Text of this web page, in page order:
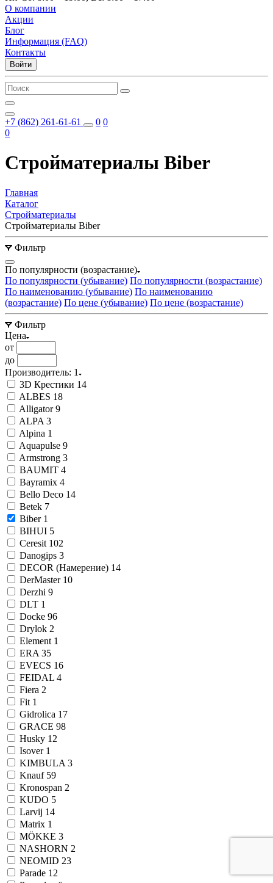
О компании
Акции
Блог
Информация (FAQ)
Контакты
Войти
+7 (862) 261-61-61 0 0
0
Стройматериалы Biber
Главная
Каталог
Стройматериалы
Стройматериалы Biber
Фильтр
По популярности (возрастание)
По популярности (убывание) По популярности (возрастание)
По наименованию (убывание) По наименованию
(возрастание) По цене (убывание) По цене (возрастание)
Фильтр
Цена
от
до
Производитель: 1
3D Крестики 14
ALBES 18
Alligator9
ALPA 3
Alpina 1
Aquapulse 9
Armstrong 3
BAUMIT 4
Bayramix 4
Bello Deco 14
Betek 7
Biber 1
BIHUI 5
Ceresit 102
Danogips 3
DECOR (Намерение) 14
DerMaster 10
Derzhi 9
DLT 1
Docke 96
Drylok 2
Element 1
ERA 35
EVECS 16
FEIDAL 4
Fiera 2
Fit 1
Gidrolica 17
GRACE 98
Husky 12
Isover 1
KIMBULA 3
Knauf 59
Kronospan 2
KUDO 5
Larvij 14
Matrix 1
MÖKKE 3
NASHORN 2
NEOMID 23
Parade 12